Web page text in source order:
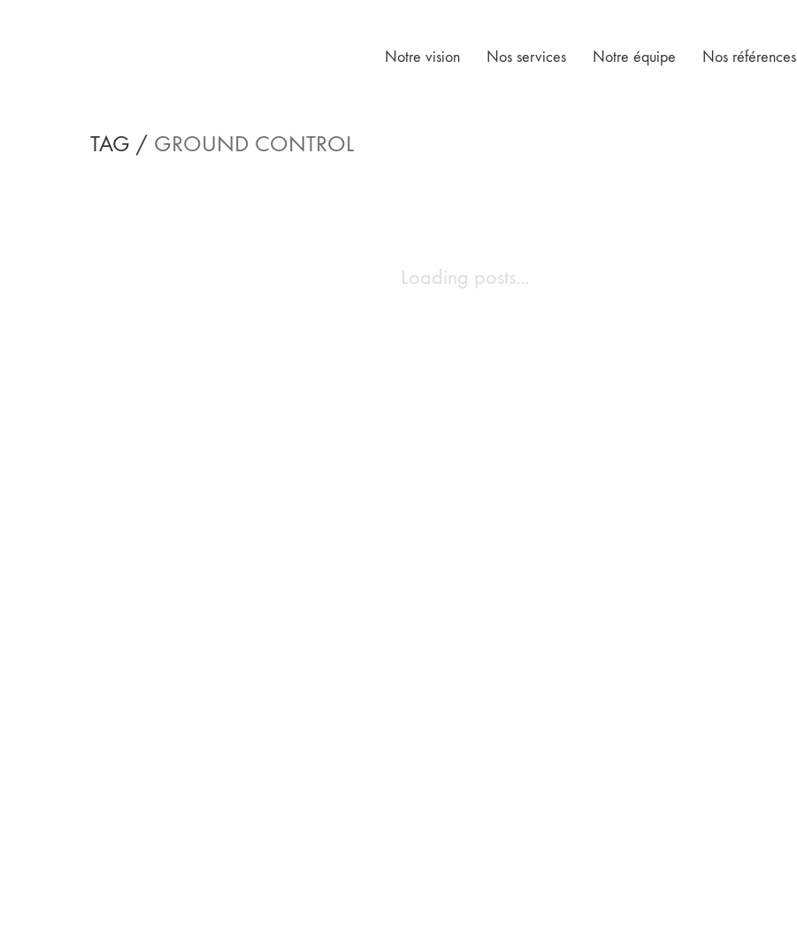
Notre vision Nos services Notre équipe Nos références
TAG / GROUND CONTROL
Loading posts...